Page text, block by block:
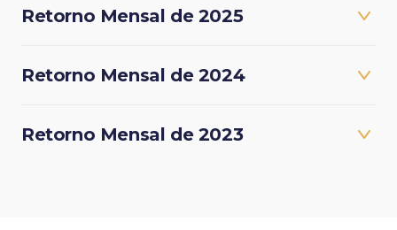
Retorno Mensal de 2025
Retorno Mensal de 2024
Retorno Mensal de 2023